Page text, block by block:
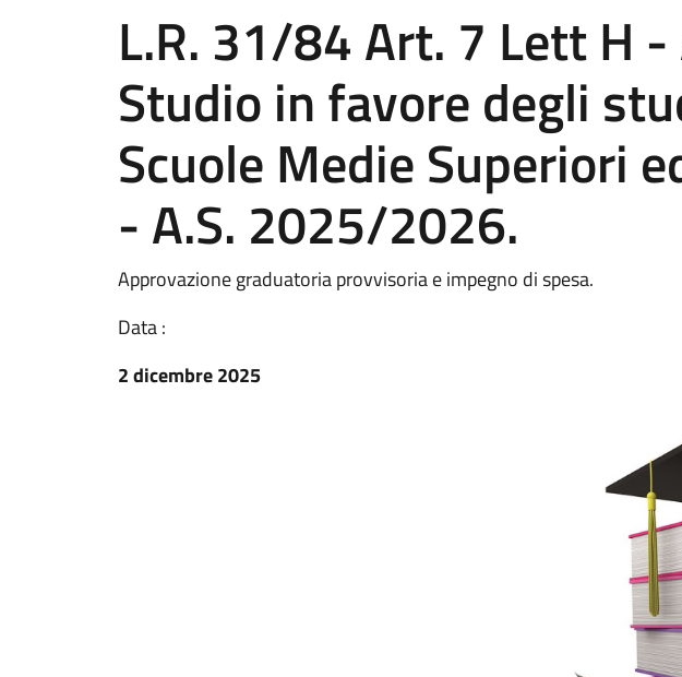
L.R. 31/84 Art. 7 Lett H
Studio in favore degli
Scuole Medie Superiori
- A.S. 2025/2026.
Approvazione graduatoria provvisoria e impegno di spesa.
Data :
2 dicembre 2025